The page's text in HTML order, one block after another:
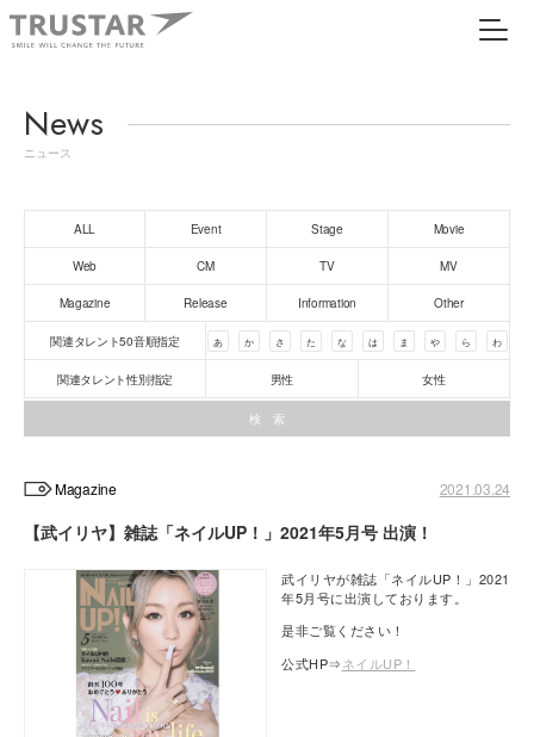
News
ニュース
ALL Event Stage Movie
Web CM TV MV
Magazine Release Information Other
関連タレント50音順指定 あ か さ た な は ま や ら わ
関連タレント性別指定 男性 女性
Magazine 2021.03.24
【武イリヤ】雑誌「ネイルUP！」2021年5月号 出演！
武イリヤが雑誌「ネイルUP！」2021
年5月号に出演しております。
是非ご覧ください！
公式HP⇒ネイルUP！